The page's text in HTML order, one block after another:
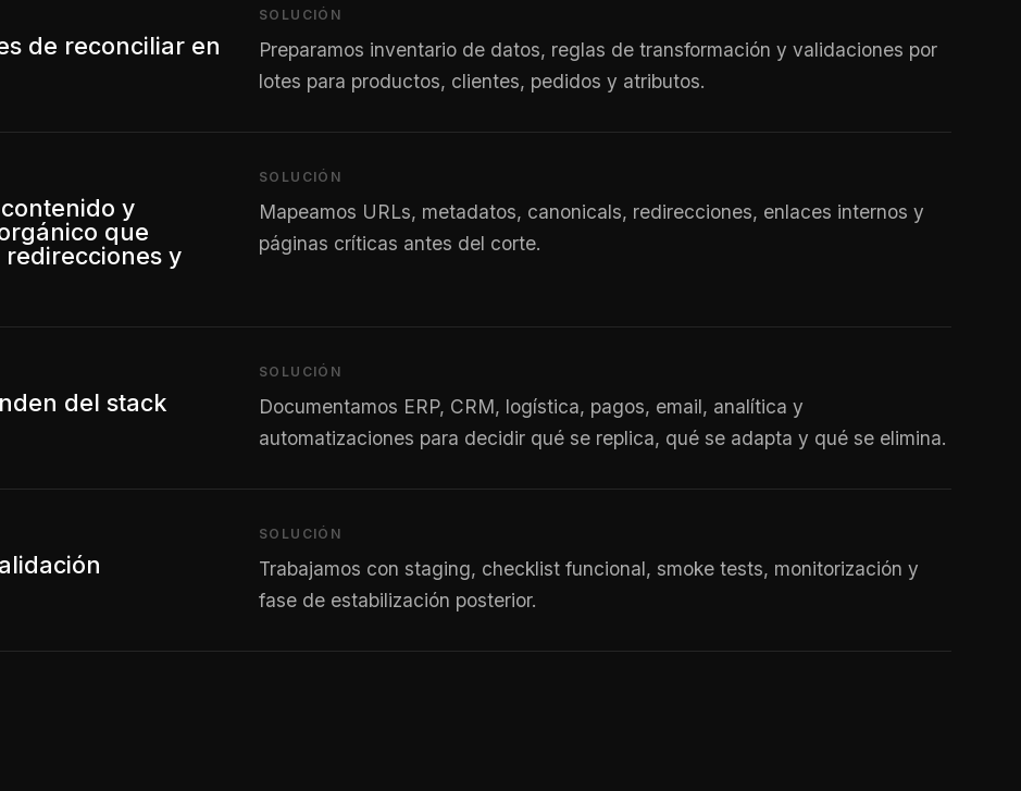
de reconciliar en
SOLUCIÓN
Preparamos inventario de datos, reglas de transformación y validaciones por
lotes para productos, clientes, pedidos y atributos.
y
que
y
SOLUCIÓN
Mapeamos URLs, metadatos, canonicals, redirecciones, enlaces internos y
páginas críticas antes del corte.
del stack
SOLUCIÓN
Documentamos ERP, CRM, logística, pagos, email, analítica y
automatizaciones para decidir qué se replica, qué se adapta y qué se elimina.
SOLUCIÓN
Trabajamos con staging, checklist funcional, smoke tests, monitorización y
fase de estabilización posterior.